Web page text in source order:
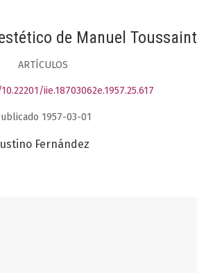
de Manuel Toussaint
ARTÍCULOS
iie.18703062e.1957.25.617
1957-03-01
Fernández